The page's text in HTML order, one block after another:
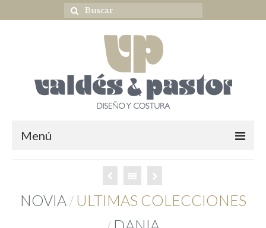
Menú
NOVIA/ ULTIMAS COLECCIONES